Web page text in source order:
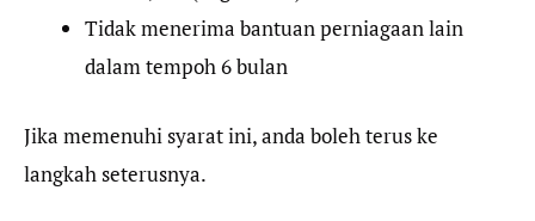
Tidak menerima bantuan perniagaan lain
dalam tempoh 6 bulan
Jika memenuhi syarat ini, anda boleh terus ke
langkah seterusnya.